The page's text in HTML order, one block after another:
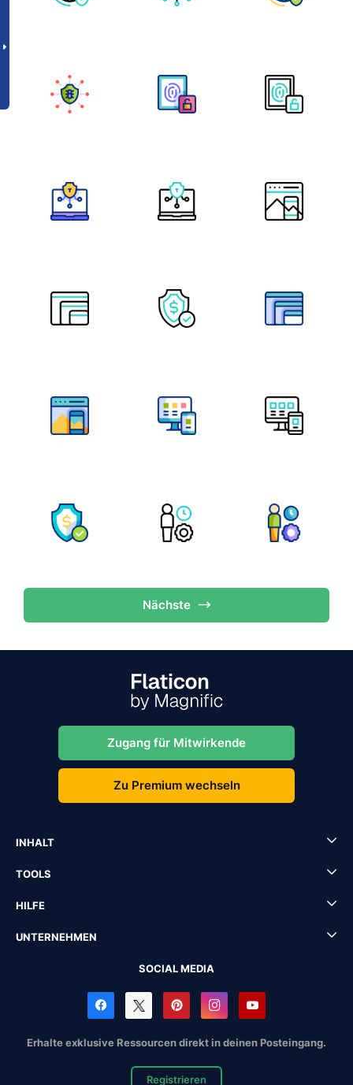
Nächste
Zugang für Mitwirkende
Zu Premium wechseln
INHALT
TOOLS
HILFE
UNTERNEHMEN
SOCIAL MEDIA
Erhalte exklusive Ressourcen direkt in deinen Posteingang.
Registrieren